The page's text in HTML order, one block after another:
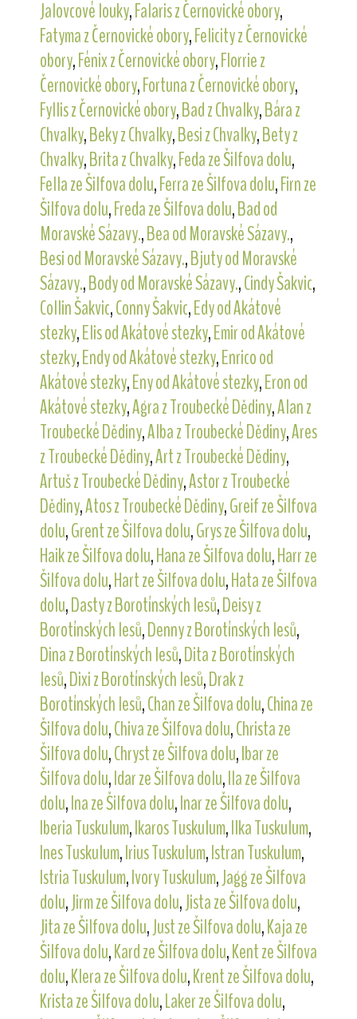
Jalovcové louky,Falaris z Černovické obory,
Fatyma z Černovické obory,Felicity z Černovické
obory,Fénix z Černovické obory,Florrie z
Černovické obory,Fortuna z Černovické obory,
Fyllis z Černovické obory,Bad z Chvalky,Bára z
Chvalky,Beky z Chvalky,Besi z Chvalky,Bety z
Chvalky,Brita z Chvalky,Feda ze Šilfova dolu,
Fella ze Šilfova dolu,Ferra ze Šilfova dolu,Firn ze
Šilfova dolu,Freda ze Šilfova dolu,Bad od
Moravské Sázavy.,Bea od Moravské Sázavy.,
Besi od Moravské Sázavy.,Bjuty od Moravské
Sázavy.,Body od Moravské Sázavy.,Cindy Šakvic,
Collin Šakvic,Conny Šakvic,Edy od Akátové
stezky,Elis od Akátové stezky,Emir od Akátové
stezky,Endy od Akátové stezky,Enrico od
Akátové stezky,Eny od Akátové stezky,Eron od
Akátové stezky,Agra z Troubecké Dědiny,Alan z
Troubecké Dědiny,Alba z Troubecké Dědiny,Ares
z Troubecké Dědiny,Art z Troubecké Dědiny,
Artuš z Troubecké Dědiny,Astor z Troubecké
Dědiny,Atos z Troubecké Dědiny,Greif ze Šilfova
dolu,Grent ze Šilfova dolu,Grys ze Šilfova dolu,
Haik ze Šilfova dolu,Hana ze Šilfova dolu,Harr ze
Šilfova dolu,Hart ze Šilfova dolu,Hata ze Šilfova
dolu,Dasty z Borotínských lesů,Deisy z
Borotínských lesů,Denny z Borotínských lesů,
Dina z Borotínských lesů,Dita z Borotínských
lesů,Dixi z Borotínských lesů,Drak z
Borotínských lesů,Chan ze Šilfova dolu,China ze
Šilfova dolu,Chiva ze Šilfova dolu,Christa ze
Šilfova dolu,Chryst ze Šilfova dolu,Ibar ze
Šilfova dolu,Idar ze Šilfova dolu,Ila ze Šilfova
dolu,Ina ze Šilfova dolu,Inar ze Šilfova dolu,
Iberia Tuskulum,Ikaros Tuskulum,Ilka Tuskulum,
Ines Tuskulum,Irius Tuskulum,Istran Tuskulum,
Istria Tuskulum,Ivory Tuskulum,Jagg ze Šilfova
dolu,Jirm ze Šilfova dolu,Jista ze Šilfova dolu,
Jita ze Šilfova dolu,Just ze Šilfova dolu,Kaja ze
Šilfova dolu,Kard ze Šilfova dolu,Kent ze Šilfova
dolu,Klera ze Šilfova dolu,Krent ze Šilfova dolu,
Krista ze Šilfova dolu,Laker ze Šilfova dolu,